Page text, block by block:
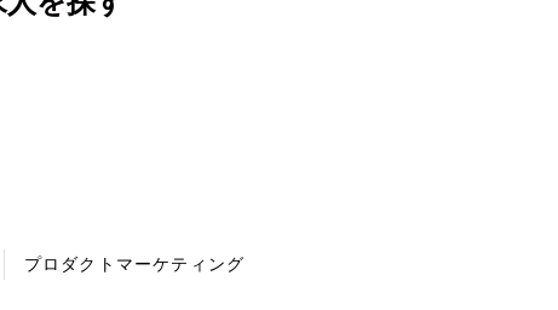
プロダクトマーケティング